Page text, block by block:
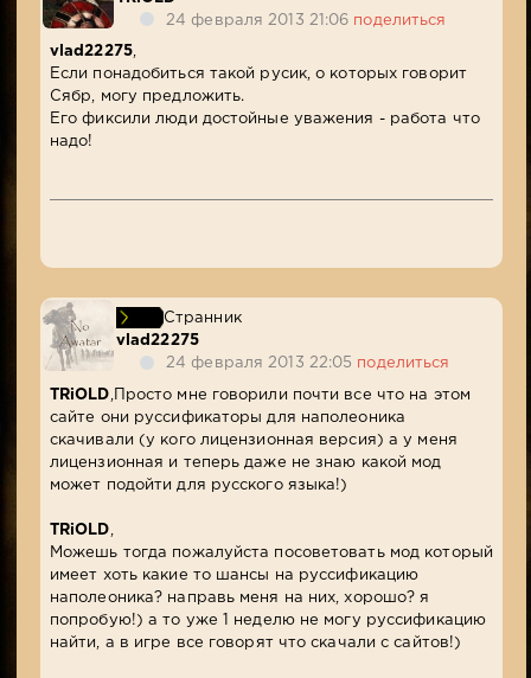
24 февраля 2013 21:06 поделиться
vlad22275,
Если понадобиться такой русик, о которых говорит
Сябр, могу предложить.
Его фиксили люди достойные уважения - работа что
надо!
Странник
vlad22275
24 февраля 2013 22:05
поделиться
TRiOLD,Просто мне говорили почти все что на этом
сайте они руссификаторы для наполеоника
скачивали (у кого лицензионная версия) а у меня
лицензионная и теперь даже не знаю какой мод
может подойти для русского языка!)
TRiOLD,
Можешь тогда пожалуйста посоветовать мод который
имеет хоть какие то шансы на руссификацию
наполеоника? направь меня на них, хорошо? я
попробую!) а то уже 1 неделю не могу руссификацию
найти, а в игре все говорят что скачали с сайтов!)